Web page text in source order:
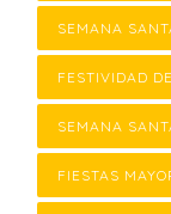
SEMANA
FESTIVIDAD
SEMANA
FIESTAS